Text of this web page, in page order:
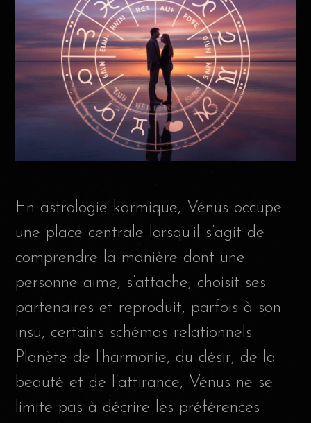
En astrologie karmique, Vénus occupe
une place centrale lorsqu’il s’agit de
comprendre la manière dont une
personne aime, s’attache, choisit ses
partenaires et reproduit, parfois à son
insu, certains schémas relationnels.
Planète de l’harmonie, du désir, de la
beauté et de l’attirance, Vénus ne se
limite pas à décrire les préférences